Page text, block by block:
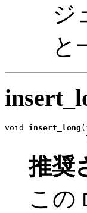
ジ
と
void insert_long
推奨
この